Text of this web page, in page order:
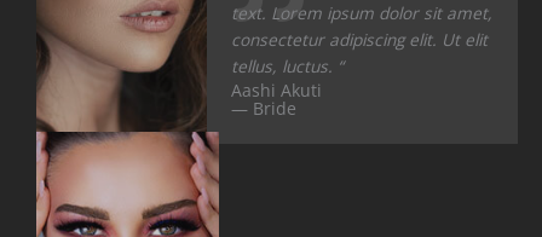
text. Lorem ipsum dolor sit amet,
consectetur adipiscing elit. Ut elit
tellus, luctus. “
Aashi Akuti
— Bride